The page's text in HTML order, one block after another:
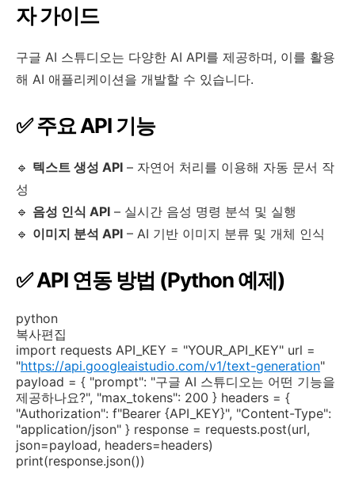
자 가이드
구글 AI 스튜디오는 다양한 AI API를 제공하며, 이를 활용
해 AI 애플리케이션을 개발할 수 있습니다.
✅ 주요 API 기능
🔹 텍스트 생성 API – 자연어 처리를 이용해 자동 문서 작
성
🔹 음성 인식 API – 실시간 음성 명령 분석 및 실행
🔹 이미지 분석 API – AI 기반 이미지 분류 및 개체 인식
✅ API 연동 방법 (Python 예제)
python
복사편집
import requests API_KEY = "YOUR_API_KEY" url =
"https://api.googleaistudio.com/v1/text-generation"
payload = { "prompt": "구글 AI 스튜디오는 어떤 기능을
제공하나요?", "max_tokens": 200 } headers = {
"Authorization": f"Bearer {API_KEY}", "Content-Type":
"application/json" } response = requests.post(url,
json=payload, headers=headers)
print(response.json())